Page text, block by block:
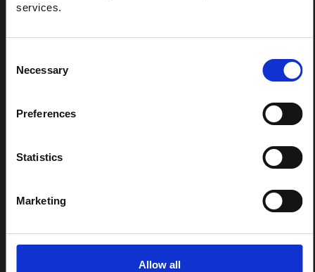
services.
Selection
Necessary
Preferences
Statistics
Marketing
Allow all
CONTENU ASSOCIÉ
Note contextuelle : Pratiques
funéraires en Ituri
Cette note est la deuxième produite par " le collectif
pour l'Ituri ", un réseau informel principalement animé
par des chercheurs en sciences sociales qui fournissent
l'épidémie d'Ebola à Bundibugyo dans l'Ituri, à l'est de